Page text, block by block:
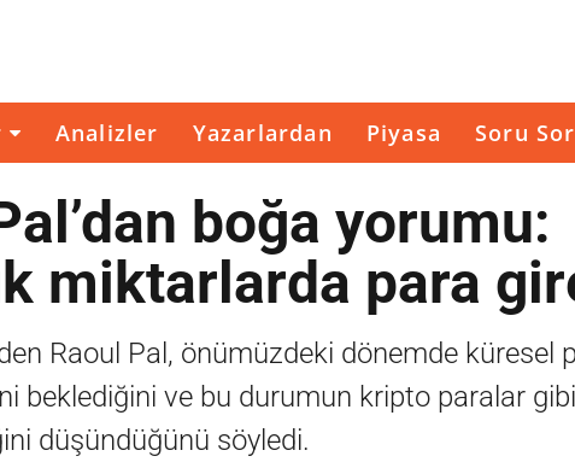
Analizler Yazarlardan Piyasa Soru Sor
boğa yorumu:
miktarlarda para
Raoul Pal, önümüzdeki dönemde küresel
beklediğini ve bu durumun kripto paralar
düşündüğünü söyledi.